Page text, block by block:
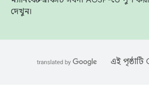
দেখুন।
এই পৃষ্ঠাটি